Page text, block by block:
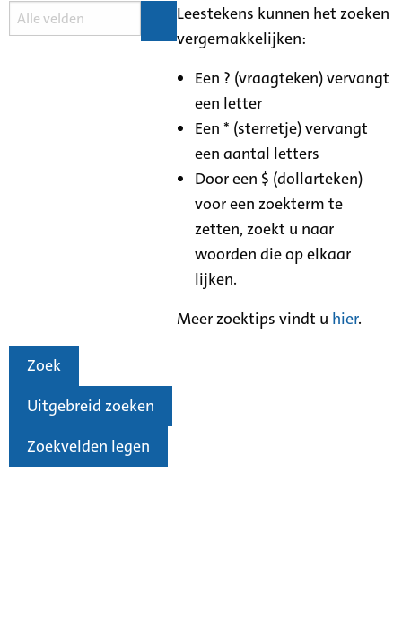
Leestekens kunnen het zoeken
vergemakkelijken:
Een ? (vraagteken) vervangt
een letter
Een * (sterretje) vervangt
een aantal letters
Door een $ (dollarteken)
voor een zoekterm te
zetten, zoekt u naar
woorden die op elkaar
lijken.
Meer zoektips vindt u hier.
Zoek
Uitgebreid zoeken
Zoekvelden legen